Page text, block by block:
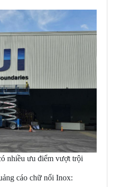
nhiều ưu điểm vượt trội
cáo chữ nổi Inox: